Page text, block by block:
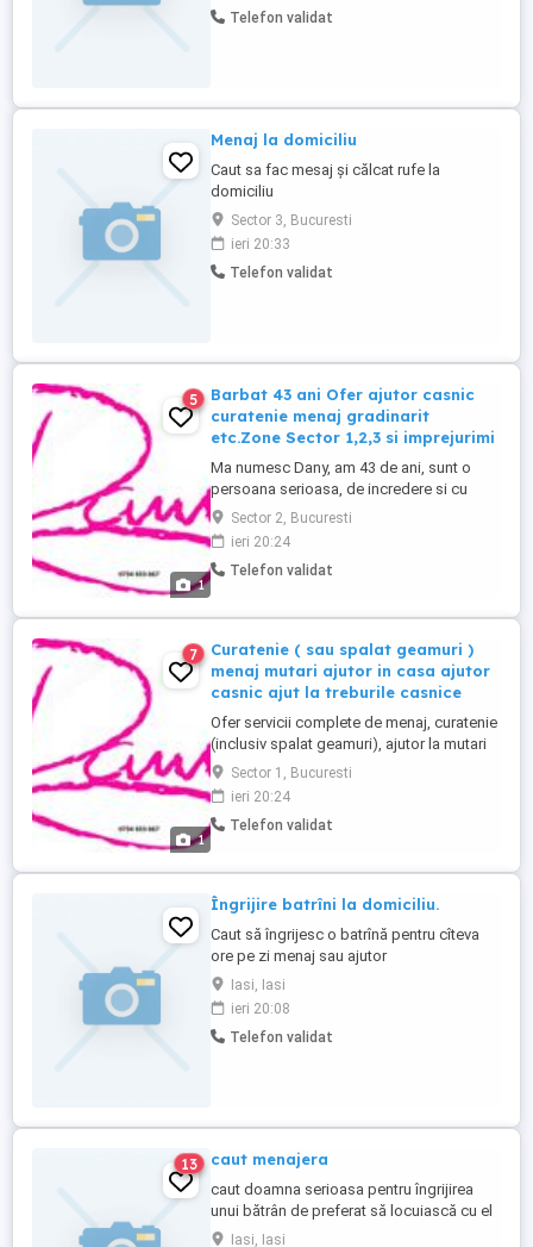
Telefon validat
Menaj la domiciliu
Caut sa fac mesaj și călcat rufe la
domiciliu
Sector 3, Bucuresti
ieri 20:33
Telefon validat
1
5
Barbat 43 ani Ofer ajutor casnic
curatenie menaj gradinarit
etc.Zone Sector 1,2,3 si imprejurimi
Ma numesc Dany, am 43 de ani, sunt o
persoana serioasa, de incredere si cu
experienta in muncile casnice. Ofer ajutor
doamnelor sau familiilor care au nevoie de
sprijin in gospodarie. Ma ocup cu
pricepere de: Curatenie generala si
complet Mutari sau rearanjari ...
Sector 2, Bucuresti
ieri 20:24
Telefon validat
1
7
Curatenie ( sau spalat geamuri )
menaj mutari ajutor in casa ajutor
casnic ajut la treburile casnice
Ofer servicii complete de menaj, curatenie
(inclusiv spalat geamuri), ajutor la mutari
si diverse sarcini casnice în Bucuresti-Ilfov
Ofer sprijin la aranjarea hainelor, spalat
vase, dus gunoiul si alte treburi
gospodaresti, fiind disponibil pentru
oferite:Curatenie ...
Sector 1, Bucuresti
ieri 20:24
Telefon validat
Îngrijire batrîni la domiciliu.
Caut să îngrijesc o batrînă pentru cîteva
ore pe zi menaj sau ajutor
gospodăresc.Sau de noapte.
Iasi, Iasi
ieri 20:08
Telefon validat
13 caut menajera
caut doamna serioasa pentru îngrijirea
unui bătrân de preferat să locuiască cu el
Iasi, Iasi